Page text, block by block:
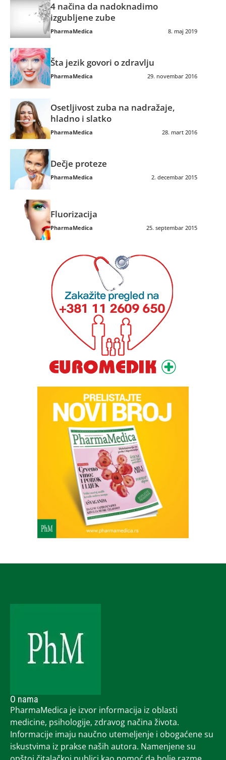
4 načina da nadoknadimo
izgubljene zube
PharmaMedica 8. maj 2019
Šta jezik govori o zdravlju
PharmaMedica 29. novembar 2016
Osetljivost zuba na nadražaje,
hladno i slatko
PharmaMedica 28. mart 2016
Dečje proteze
PharmaMedica 2. decembar 2015
Fluorizacija
PharmaMedica 25. septembar 2015
O nama
PharmaMedica je izvor informacija iz oblasti
medicine, psihologije, zdravog načina života.
Informacije imaju naučno utemeljenje i obogaćene su
iskustvima iz prakse naših autora. Namenjene su